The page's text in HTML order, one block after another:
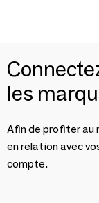
les
Afin de profiter au
en relation avec
compte.